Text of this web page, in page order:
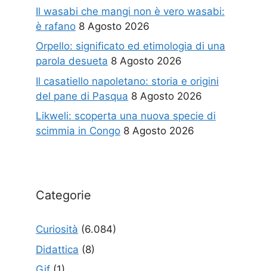
Il wasabi che mangi non è vero wasabi:
è rafano 8 Agosto 2026
Orpello: significato ed etimologia di una
parola desueta 8 Agosto 2026
Il casatiello napoletano: storia e origini
del pane di Pasqua 8 Agosto 2026
Likweli: scoperta una nuova specie di
scimmia in Congo 8 Agosto 2026
Categorie
Curiosità (6.084)
Didattica (8)